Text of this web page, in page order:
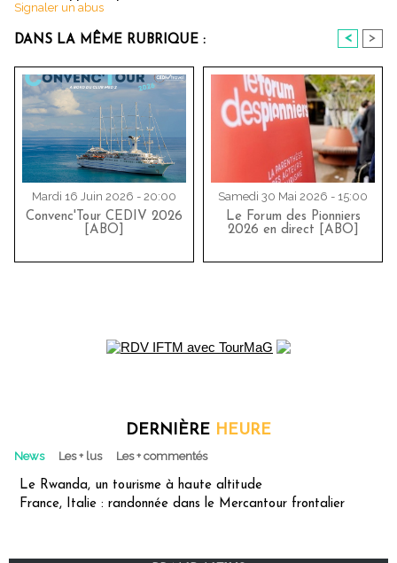
Signaler un abus
DANS LA MÊME RUBRIQUE : < >
Mardi 16 Juin 2026 - 20:00
Convenc'Tour CEDIV 2026
[ABO]
Samedi 30 Mai 2026 - 15:00
Le Forum des Pionniers
2026 en direct [ABO]
DERNIÈRE HEURE
News Les + lus Les + commentés
Le Rwanda, un tourisme à haute altitude
France, Italie : randonnée dans le Mercantour frontalier